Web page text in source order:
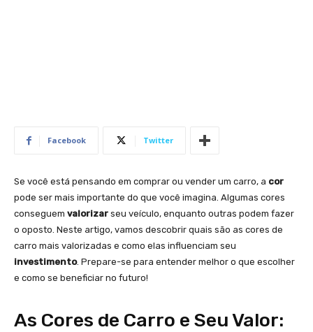
Facebook Twitter
Se você está pensando em comprar ou vender um carro, a cor
pode ser mais importante do que você imagina. Algumas cores
conseguem valorizar seu veículo, enquanto outras podem fazer
o oposto. Neste artigo, vamos descobrir quais são as cores de
carro mais valorizadas e como elas influenciam seu
investimento. Prepare-se para entender melhor o que escolher
e como se beneficiar no futuro!
As Cores de Carro e Seu Valor: